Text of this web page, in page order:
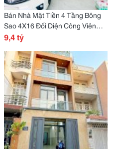
Bán Nhà Mặt Tiền 4 Tầng Bông
Sao 4X16 Đối Diện Công Viên
Chỉ 9 Tỷ Nhỉnh
9,4 tỷ